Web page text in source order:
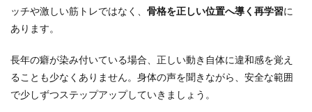
ッチや激しい筋トレではなく、 骨格を正しい位置へ導く再学習に
あります。
長年の癖が染み付いている場合、正しい動き自体に違和感を覚え
ることも少なくありません。身体の声を聞きながら、安全な範囲
で少しずつステップアップしていきましょう。